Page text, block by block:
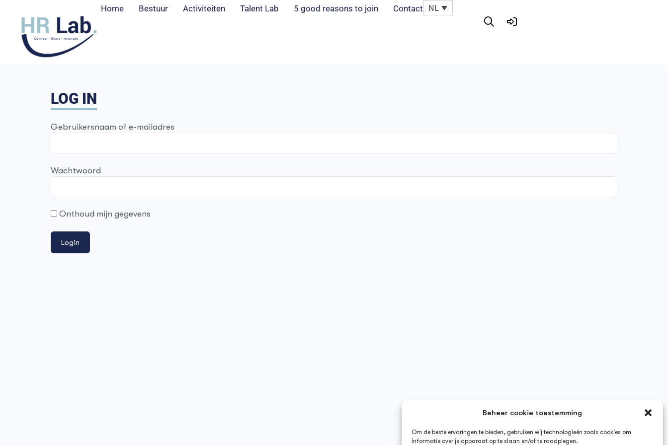
Beheer cookie toestemming
Om de beste ervaringen te bieden, gebruiken wij technologieën zoals cookies om
informatie over je apparaat op te slaan en/of te raadplegen.
Home Bestuur Activiteiten Talent Lab 5 good reasons to join Contact NL
LOG IN
Gebruikersnaam of e-mailadres
Wachtwoord
Onthoud mijn gegevens